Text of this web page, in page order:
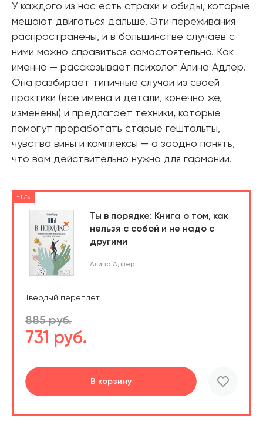
У каждого из нас есть страхи и обиды, которые
мешают двигаться дальше. Эти переживания
распространены, и в большинстве случаев с
ними можно справиться самостоятельно. Как
именно — рассказывает психолог Алина Адлер.
Она разбирает типичные случаи из своей
практики (все имена и детали, конечно же,
изменены) и предлагает техники, которые
помогут проработать старые гештальты,
чувство вины и комплексы — а заодно понять,
что вам действительно нужно для гармонии.
-17%
Ты в порядке: Книга о том, как
нельзя с собой и не надо с
другими
Алина Адлер
Твердый переплет
885 руб.
731 руб.
В корзину
В корзине